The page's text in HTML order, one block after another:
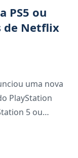
PS5 ou
de Netflix
uma nova
PlayStation
5 ou
da Net